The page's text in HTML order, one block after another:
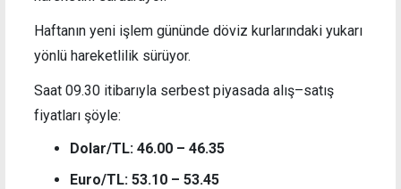
Haftanın yeni işlem gününde döviz kurlarındaki yukarı
yönlü hareketlilik sürüyor.
Saat 09.30 itibarıyla serbest piyasada alış–satış
fiyatları şöyle:
Dolar/TL: 46.00 – 46.35
Euro/TL: 53.10 – 53.45